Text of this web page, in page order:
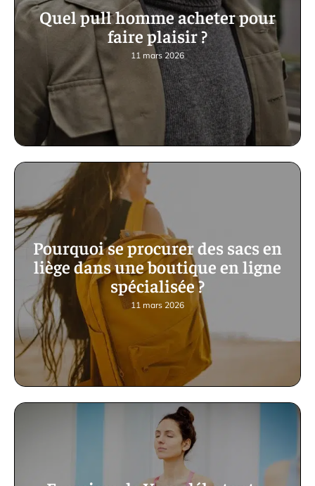
Quel pull homme acheter pour
faire plaisir ?
11 mars 2026
Pourquoi se procurer des sacs en
liège dans une boutique en ligne
spécialisée ?
11 mars 2026